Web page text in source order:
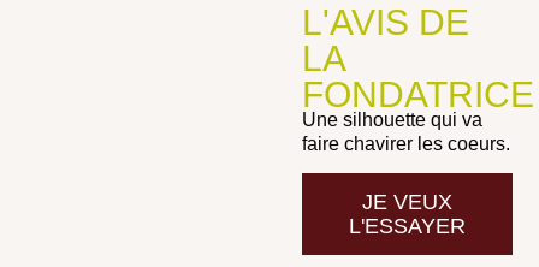
L'AVIS DE
LA
FONDATRICE
Une silhouette qui va
faire chavirer les coeurs.
JE VEUX
L'ESSAYER